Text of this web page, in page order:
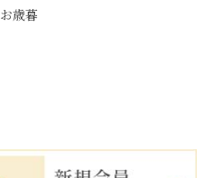
大原野
お歳暮